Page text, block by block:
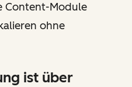
Content-Module
ohne
ist über